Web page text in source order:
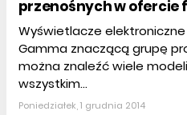
przenośnych w ofercie
Wyświetlacze
Gamma znaczącą grupę
można znaleźć wiele
wszystkim...
Poniedziałek, 1 grudnia 2014